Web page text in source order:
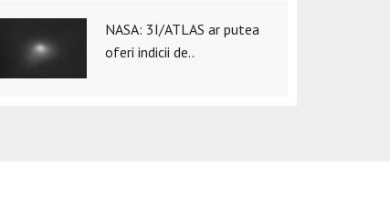
NASA: 3I/ATLAS ar putea
oferi indicii de..